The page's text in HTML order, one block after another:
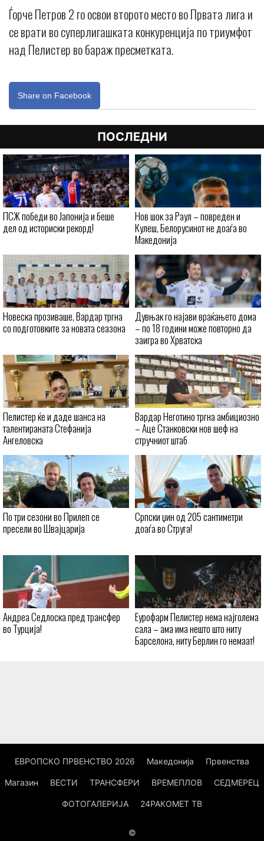
Ѓорче Петров 2 го освои второто место во Првата лига и
се врати во суперлигашката конкуренција по триумфот
над Пелистер во бараж пресметката.
Share on Facebook
ПОСЛЕДНИ
ПСЖ победи во Јапонија и беше
дел од историски рекорд!
Нов шок за Раул – повреден и
Кулеш, Белорусинот не доаѓа во
Македонија
Новеска прозиваше, Вардар тргна
со подготовките за новата сеазона
Дувњак го најави враќањето дома
– по 18 години може повторно да
заигра во Хрватска
Пелистер ќе и даде шанса на
талентираната Стефанија
Ангеловска
Вардар Неготино тргна амбициозно
– Аце Станковски нов шеф на
стручниот штаб
По три сезони во Прилеп се
пресели во Швајцарија
Српски џин од 205 сантиметри
доаѓа во Струга!
Андреа Седлоска пред трансфер
во Турција!
Еурофарм Пелистер нема најголема
сала – ама има нешто што ниту
Барселона, ниту Берлин го немаат!
ЕВРОПСКО ПРВЕНСТВО 2026 Македонија Првенства
Магазин ВЕСТИ ТРАНСФЕРИ ВРЕМЕПЛОВ СЕДМЕРЕЦ
ФОТОГАЛЕРИЈА 24РАКОМЕТ ТВ
©